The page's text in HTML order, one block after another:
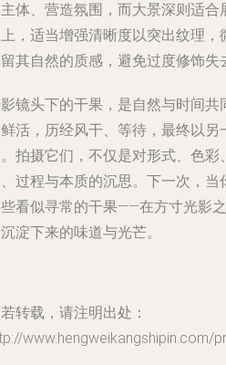
体、营造氛围，而大景深则适
，适当增强清晰度以突出纹理
其自然的质感，避免过度修饰失
镜头下的干果，是自然与时间
活，历经风干、等待，最终以
拍摄它们，不仅是对形式、色
过程与本质的沉思。下一次，
看似寻常的干果——在方寸光影
淀下来的味道与光芒。
转载，请注明出处：
www.hengweikangshipin.com/